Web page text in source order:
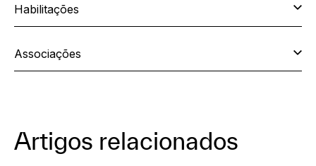
Habilitações
Associações
Artigos relacionados